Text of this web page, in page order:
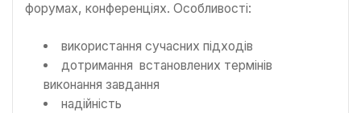
форумах, конференціях. Особливості:
використання сучасних підходів
дотримання встановлених термінів
виконання завдання
надійність